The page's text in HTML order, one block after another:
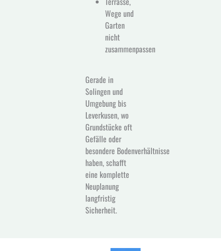
Wege und
Garten
nicht
zusammenpassen
Gerade in
Solingen und
Umgebung bis
Leverkusen, wo
Grundstücke oft
Gefälle oder
besondere Bodenverhältnisse
haben, schafft
eine komplette
Neuplanung
langfristig
Sicherheit.